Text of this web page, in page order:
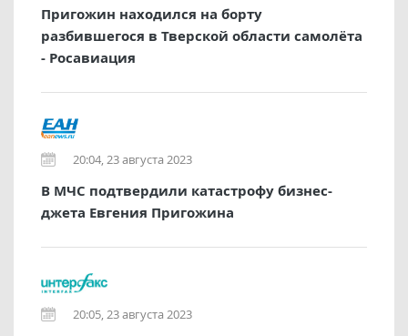
Пригожин находился на борту
разбившегося в Тверской области самолёта
- Росавиация
20:04, 23 августа 2023
В МЧС подтвердили катастрофу бизнес-
джета Евгения Пригожина
20:05, 23 августа 2023